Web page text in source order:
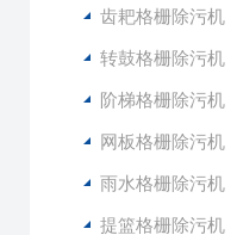
齿耙格栅除污机
转鼓格栅除污机
阶梯格栅除污机
网板格栅除污机
雨水格栅除污机
提篮格栅除污机